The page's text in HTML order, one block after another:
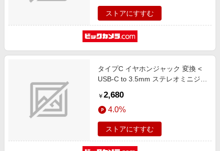
ラック ブラック EHP-DF14CMBK
[カナル型 /USB]
ストアにすすむ
タイプC イヤホンジャック 変換 <
USB-C to 3.5mm ステレオミニジャ
USB充電ポート付 通話対応 【 USB
Type-C 音声出力対応 iPhone
Android iPad MacBook 等 】 ブラ
ック ブラック MPA-C35DSPDBK
￥ 2,680
4.0%
ストアにすすむ